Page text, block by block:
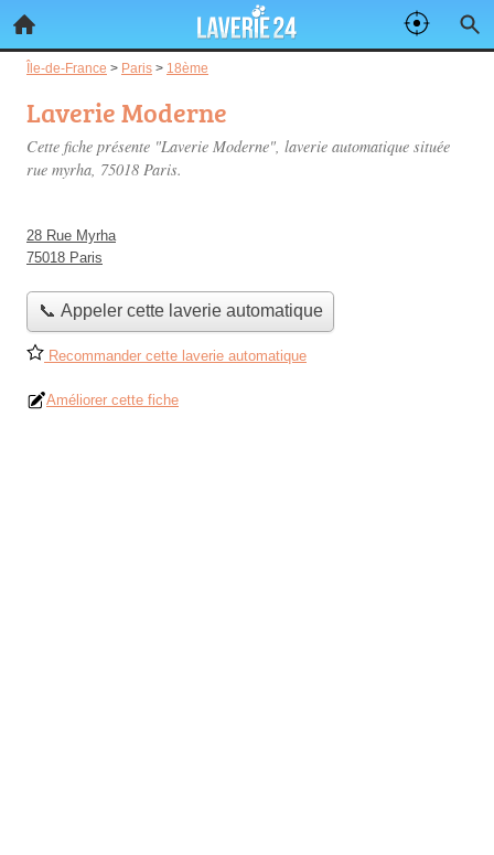
Île-de-France > Paris > 18ème
Laverie Moderne
Cette fiche présente "Laverie Moderne", laverie automatique située
rue myrha, 75018 Paris.
28 Rue Myrha
75018 Paris
📞 Appeler cette laverie automatique
Recommander cette laverie automatique
Améliorer cette fiche